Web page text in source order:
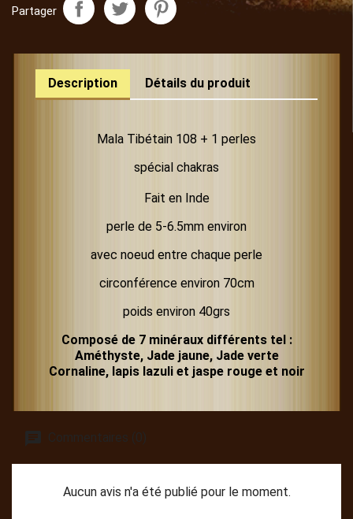
Partager
Description Détails du produit
Mala Tibétain 108 + 1 perles
spécial chakras
Fait en Inde
perle de 5-6.5mm environ
avec noeud entre chaque perle
circonférence environ 70cm
poids environ 40grs
Composé de 7 minéraux différents tel :
Améthyste, Jade jaune, Jade verte
Cornaline, lapis lazuli et jaspe rouge et noir
Commentaires (0)
Aucun avis n'a été publié pour le moment.